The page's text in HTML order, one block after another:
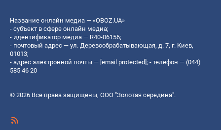
Название онлайн медиа — «OBOZ.UA»
- субъект в сфере онлайн медиа;
- идентификатор медиа — R40-06156;
- почтовый адрес — ул. Деревообрабатывающая, д. 7, г. Киев,
01013;
- адрес электронной почты — [email protected]; - телефон — (044)
585 46 20
© 2026 Все права защищены, ООО "Золотая середина".